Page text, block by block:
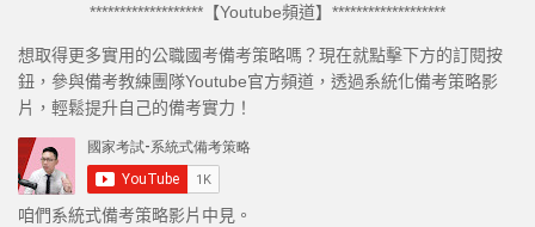
4.1作文
4.2公文
5.備考計畫
5.1正規備考計畫
*******************【Youtube頻道】*******************
想取得更多實用的公職國考備考策略嗎？現在就點擊下方的訂閱按
鈕，參與備考教練團隊Youtube官方頻道，透過系統化備考策略影
片，輕鬆提升自己的備考實力！
咱們系統式備考策略影片中見。